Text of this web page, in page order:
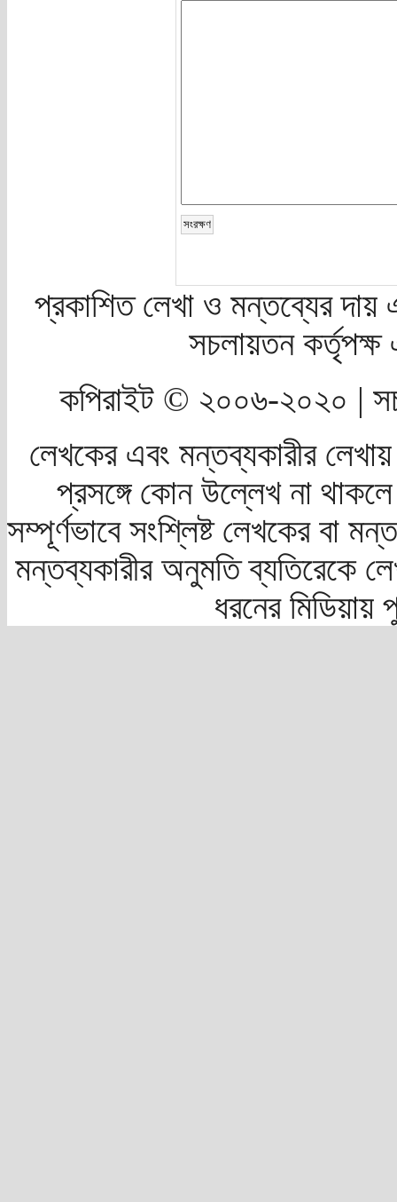
প্রকাশিত লেখা ও মন্তব্যের দায়
সচলায়তন
কপিরাইট © ২০০৬-২০২০ |
লেখকের এবং মন্তব্যকারীর
প্রসঙ্গে কোন উল্লেখ না
সম্পূর্ণভাবে সংশ্লিষ্ট লেখকের বা
মন্তব্যকারীর অনুমতি ব্যতিরেকে
ধরনের মিডিয়ায়